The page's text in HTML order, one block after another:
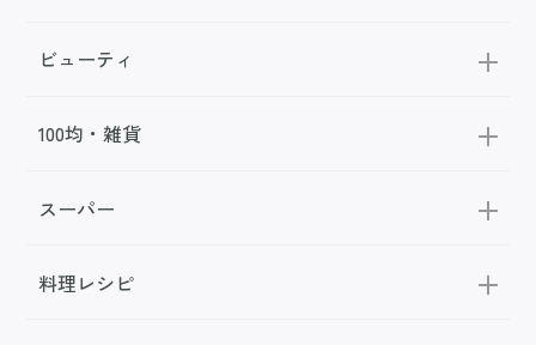
ビューティ
100均・雑貨
スーパー
料理レシピ